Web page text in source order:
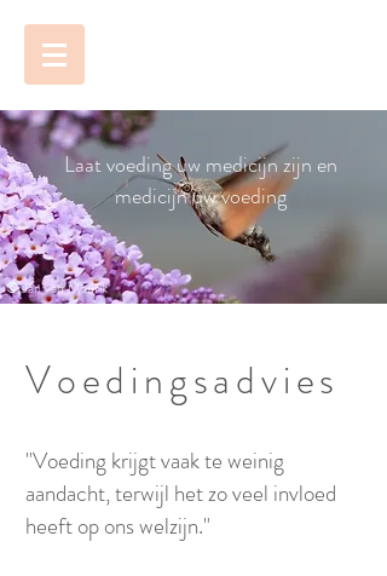
Laat voeding uw medicijn zijn en
medicijn uw voeding
© Jan van Mourik
Voedingsadvies
"Voeding krijgt vaak te weinig
aandacht, terwijl het zo veel invloed
heeft op ons welzijn."